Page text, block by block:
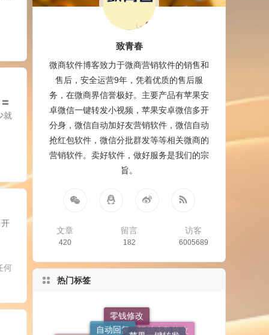
就
何
致青春
微商软件博客致力于微商营销软件的销售和
售后，安全运营9年，凭着优质的售后服
务，在微商界信誉极好。主要产品有苹果安
卓微信一键转发小视频，苹果安卓微信多开
分身，微信自动加好友营销软件，微信自动
抢红包软件，微信分批群发等等相关微商的
营销软件。卖好软件，做好服务是我们的宗
旨。
文章
420
留言
182
访客
6005689
热门标签
零钱修改
自动回复
苹果一键转发